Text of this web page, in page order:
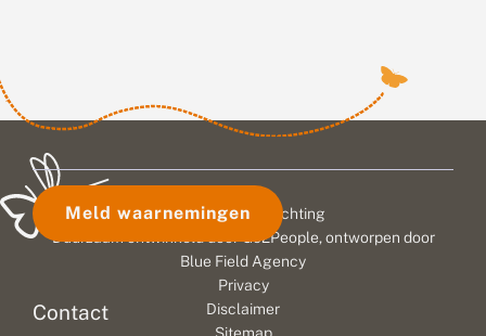
Contact
Meld waarnemingen
© 2026 Vlinderstichting
Duurzaam ontwikkeld door
Go2People, ontworpen door
Blue Field Agency
Privacy
Disclaimer